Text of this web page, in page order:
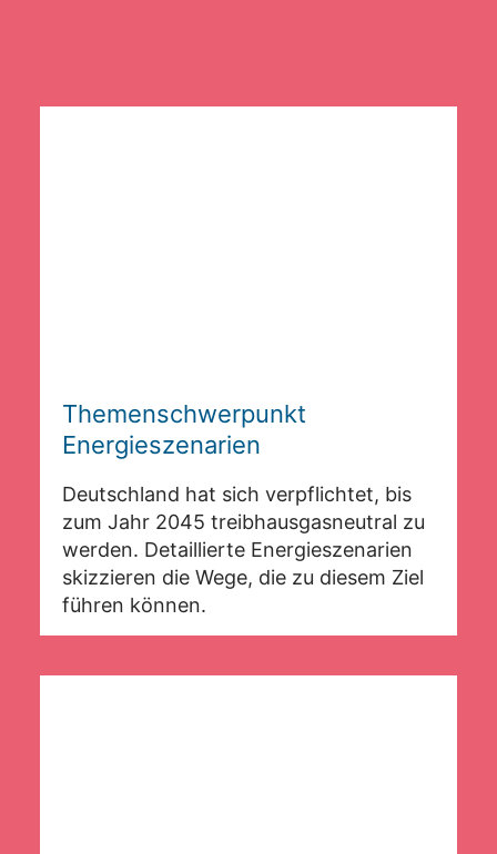
Themenschwerpunkt
Energieszenarien
Deutschland hat sich verpflichtet, bis
zum Jahr 2045 treibhausgasneutral zu
werden. Detaillierte Energieszenarien
skizzieren die Wege, die zu diesem Ziel
führen können.